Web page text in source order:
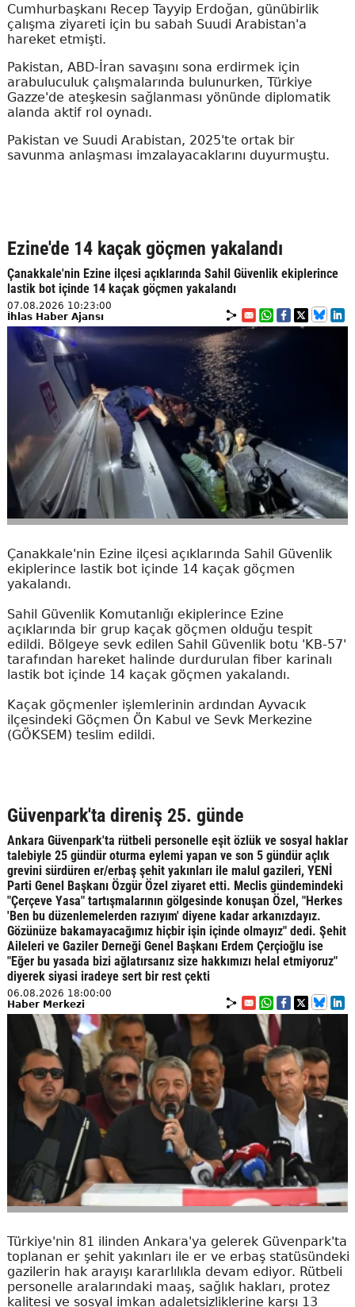
Cumhurbaşkanı Recep Tayyip Erdoğan, günübirlik
çalışma ziyareti için bu sabah Suudi Arabistan'a
hareket etmişti.
Pakistan, ABD-İran savaşını sona erdirmek için
arabuluculuk çalışmalarında bulunurken, Türkiye
Gazze'de ateşkesin sağlanması yönünde diplomatik
alanda aktif rol oynadı.
Pakistan ve Suudi Arabistan, 2025'te ortak bir
savunma anlaşması imzalayacaklarını duyurmuştu.
Ezine'de 14 kaçak göçmen yakalandı
Çanakkale'nin Ezine ilçesi açıklarında Sahil Güvenlik ekiplerince
lastik bot içinde 14 kaçak göçmen yakalandı
07.08.2026 10:23:00
İhlas Haber Ajansı
Çanakkale'nin Ezine ilçesi açıklarında Sahil Güvenlik
ekiplerince lastik bot içinde 14 kaçak göçmen
yakalandı.
Sahil Güvenlik Komutanlığı ekiplerince Ezine
açıklarında bir grup kaçak göçmen olduğu tespit
edildi. Bölgeye sevk edilen Sahil Güvenlik botu 'KB-57'
tarafından hareket halinde durdurulan fiber karinalı
lastik bot içinde 14 kaçak göçmen yakalandı.
Kaçak göçmenler işlemlerinin ardından Ayvacık
ilçesindeki Göçmen Ön Kabul ve Sevk Merkezine
(GÖKSEM) teslim edildi.
Güvenpark'ta direniş 25. günde
Ankara Güvenpark'ta rütbeli personelle eşit özlük ve sosyal haklar
talebiyle 25 gündür oturma eylemi yapan ve son 5 gündür açlık
grevini sürdüren er/erbaş şehit yakınları ile malul gazileri, YENİ
Parti Genel Başkanı Özgür Özel ziyaret etti. Meclis gündemindeki
"Çerçeve Yasa" tartışmalarının gölgesinde konuşan Özel, "Herkes
'Ben bu düzenlemelerden razıyım' diyene kadar arkanızdayız.
Gözünüze bakamayacağımız hiçbir işin içinde olmayız" dedi. Şehit
Aileleri ve Gaziler Derneği Genel Başkanı Erdem Çerçioğlu ise
"Eğer bu yasada bizi ağlatırsanız size hakkımızı helal etmiyoruz"
diyerek siyasi iradeye sert bir rest çekti
06.08.2026 18:00:00
Haber Merkezi
Türkiye'nin 81 ilinden Ankara'ya gelerek Güvenpark'ta
toplanan er şehit yakınları ile er ve erbaş statüsündeki
gazilerin hak arayışı kararlılıkla devam ediyor. Rütbeli
personelle aralarındaki maaş, sağlık hakları, protez
kalitesi ve sosyal imkan adaletsizliklerine karşı 13